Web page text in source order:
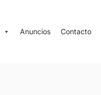
Anuncios Contacto